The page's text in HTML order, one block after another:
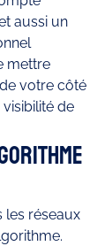
aussi un
mettre
votre côté
de
les réseaux